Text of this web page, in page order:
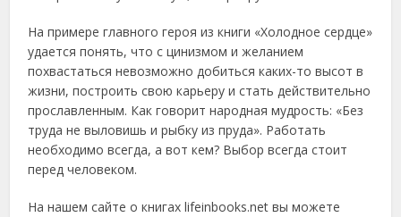
На примере главного героя из книги «Холодное сердце»
удается понять, что с цинизмом и желанием
похвастаться невозможно добиться каких-то высот в
жизни, построить свою карьеру и стать действительно
прославленным. Как говорит народная мудрость: «Без
труда не выловишь и рыбку из пруда». Работать
необходимо всегда, а вот кем? Выбор всегда стоит
перед человеком.
На нашем сайте о книгах lifeinbooks.net вы можете